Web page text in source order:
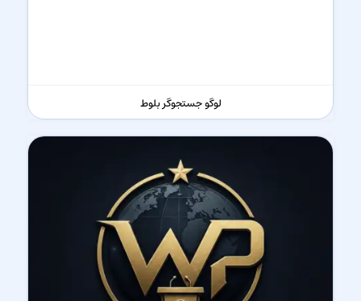
لوگو جستجوگر بلوط